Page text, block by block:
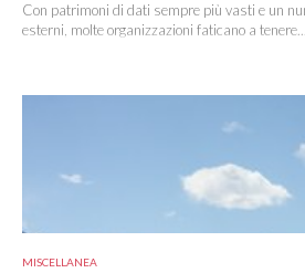
Con patrimoni di dati sempre più vasti e un
esterni, molte organizzazioni faticano a tenere...
MISCELLANEA